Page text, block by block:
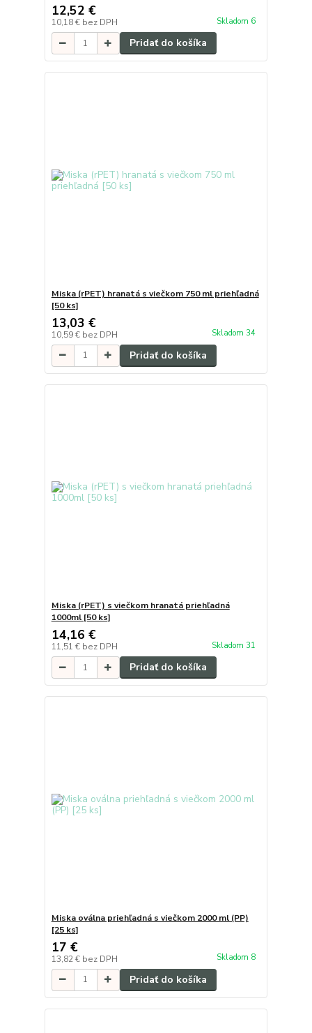
12,52 €
10,18 € bez DPH Skladom 6
Pridať do košíka
Miska (rPET) hranatá s viečkom 750 ml priehľadná
[50 ks]
13,03 €
10,59 € bez DPH Skladom 34
Pridať do košíka
Miska (rPET) s viečkom hranatá priehľadná
1000ml [50 ks]
14,16 €
11,51 € bez DPH Skladom 31
Pridať do košíka
Miska oválna priehľadná s viečkom 2000 ml (PP)
[25 ks]
17 €
13,82 € bez DPH Skladom 8
Pridať do košíka